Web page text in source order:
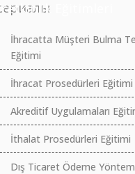
Yetkinlik Eğitimleri
İhracatta Müşteri Bulma
Eğitimi
İhracat Prosedürleri Eğitimi
Akreditif Uygulamaları
İthalat Prosedürleri Eğitimi
Dış Ticaret Ödeme